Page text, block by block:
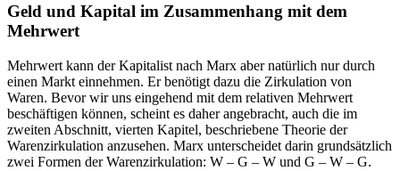
Geld und Kapital im Zusammenhang mit dem
Mehrwert
Mehrwert kann der Kapitalist nach Marx aber natürlich nur durch
einen Markt einnehmen. Er benötigt dazu die Zirkulation von
Waren. Bevor wir uns eingehend mit dem relativen Mehrwert
beschäftigen können, scheint es daher angebracht, auch die im
zweiten Abschnitt, vierten Kapitel, beschriebene Theorie der
Warenzirkulation anzusehen. Marx unterscheidet darin grundsätzlich
zwei Formen der Warenzirkulation: W – G – W und G – W – G.